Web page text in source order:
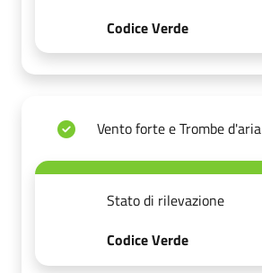
Codice Verde
Vento forte e Trombe d'aria
Stato di rilevazione
Codice Verde